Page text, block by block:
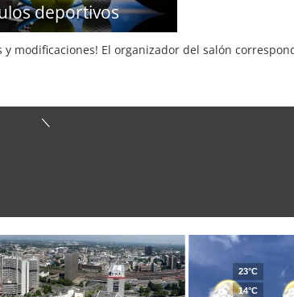
deportivos
modificaciones! El organizador del salón
23°C
14°C